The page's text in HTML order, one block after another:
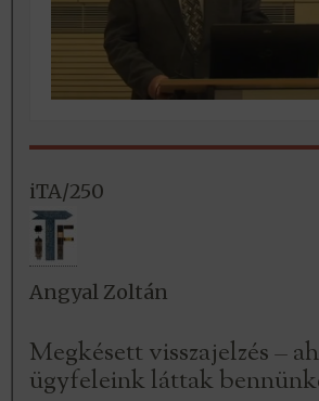
iTA/250
Angyal Zoltán
Megkésett visszajelzés –
ügyfeleink láttak